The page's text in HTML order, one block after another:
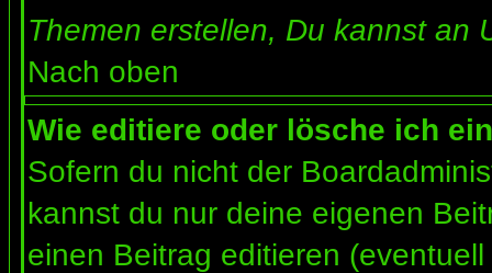
Themen erstellen, Du kannst an
Nach oben
Wie editiere oder lösche ich
Sofern du nicht der
kannst du nur deine eigenen
einen Beitrag editieren